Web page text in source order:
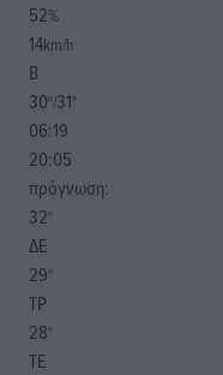
52%
14km/h
Β
30°/31°
06:19
20:05
πρόγνωση:
32°
ΔΕ
29°
ΤΡ
28°
ΤΕ